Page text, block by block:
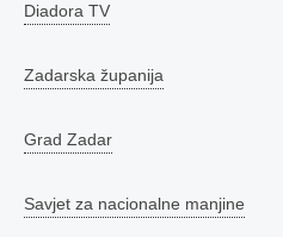
Diadora TV
Zadarska županija
Grad Zadar
Savjet za nacionalne manjine